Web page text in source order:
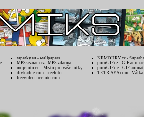
tapetky.eu - wallpapers
MP3seznam.cz - MP3 zdarma
mojefoto.eu - Místo pro vaše fotky
divkadne.com - freefoto
freevideo-freefoto.com
NEMOHRY.cz -
pornGIF.cz - GIF
pornGIF.de - GIF
TETRISYS.com - Válka